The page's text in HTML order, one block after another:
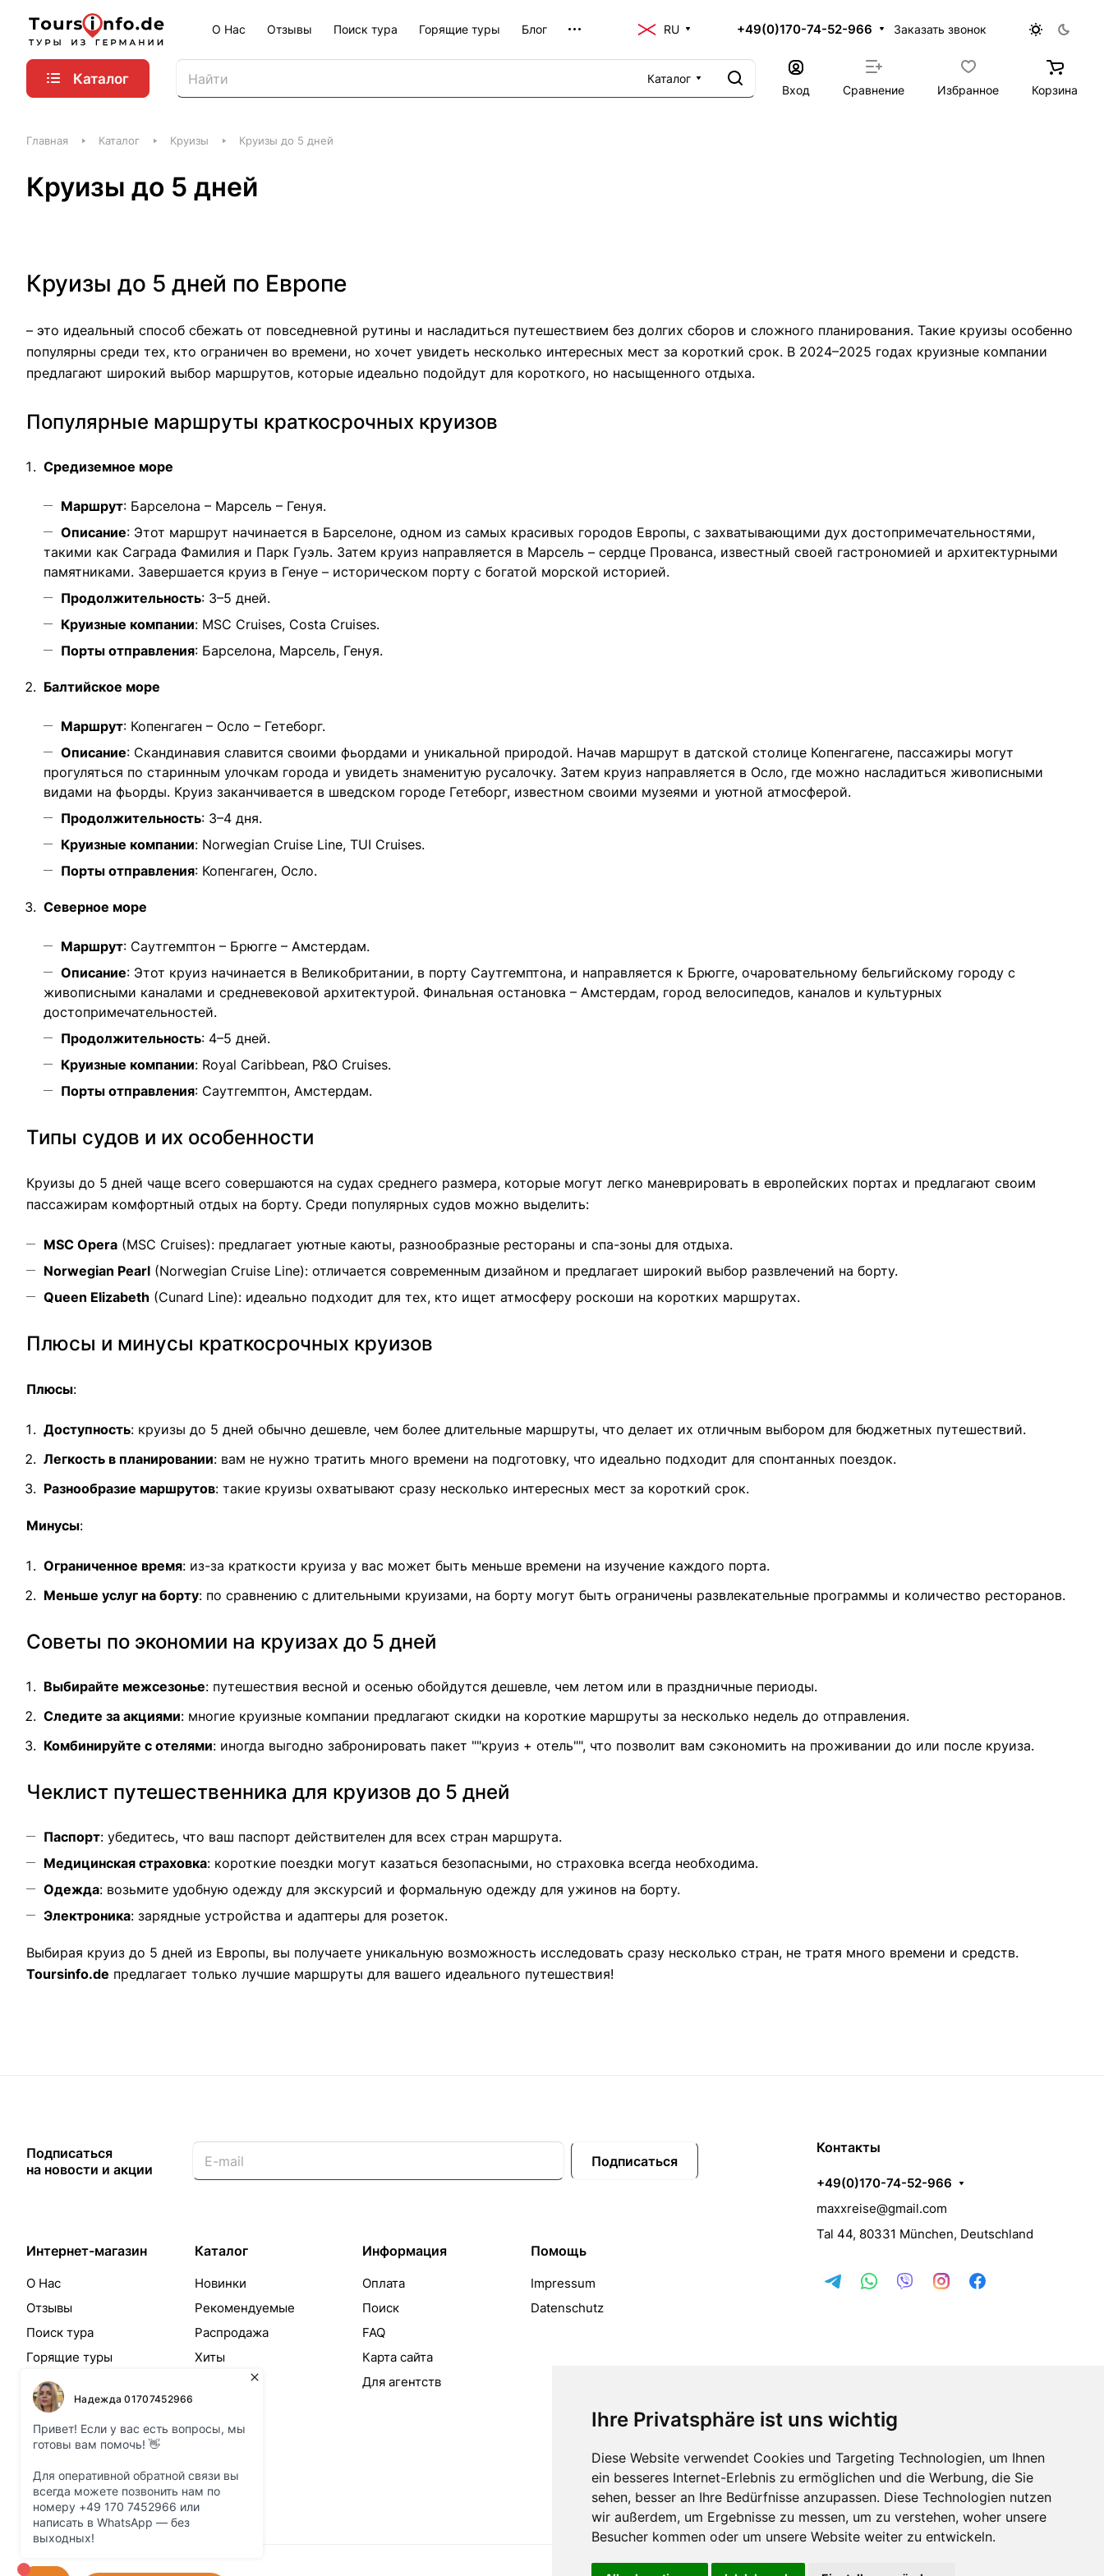
Ihre Privatsphäre ist uns wichtig
Diese Website verwendet Cookies und Targeting Technologien, um Ihnen
ein besseres Internet-Erlebnis zu ermöglichen und die Werbung, die Sie
sehen, besser an Ihre Bedürfnisse anzupassen. Diese Technologien nutzen
wir außerdem, um Ergebnisse zu messen, um zu verstehen, woher unsere
Besucher kommen oder um unsere Website weiter zu entwickeln.
О Нас Отзывы Поиск тура Горящие туры Блог RU +49(0)170-74-52-966 Заказать звонок
Каталог
Каталог
Вход
Сравнение Избранное Корзина
Главная Каталог Круизы Круизы до 5 дней
Круизы до 5 дней
Круизы до 5 дней по Европе
– это идеальный способ сбежать от повседневной рутины и насладиться путешествием без долгих сборов и сложного планирования. Такие круизы особенно
популярны среди тех, кто ограничен во времени, но хочет увидеть несколько интересных мест за короткий срок. В 2024–2025 годах круизные компании
предлагают широкий выбор маршрутов, которые идеально подойдут для короткого, но насыщенного отдыха.
Популярные маршруты краткосрочных круизов
Средиземное море
Маршрут: Барселона – Марсель – Генуя.
Описание: Этот маршрут начинается в Барселоне, одном из самых красивых городов Европы, с захватывающими дух достопримечательностями,
такими как Саграда Фамилия и Парк Гуэль. Затем круиз направляется в Марсель – сердце Прованса, известный своей гастрономией и архитектурными
памятниками. Завершается круиз в Генуе – историческом порту с богатой морской историей.
Продолжительность: 3–5 дней.
Круизные компании: MSC Cruises, Costa Cruises.
Порты отправления: Барселона, Марсель, Генуя.
Балтийское море
Маршрут: Копенгаген – Осло – Гетеборг.
Описание: Скандинавия славится своими фьордами и уникальной природой. Начав маршрут в датской столице Копенгагене, пассажиры могут
прогуляться по старинным улочкам города и увидеть знаменитую русалочку. Затем круиз направляется в Осло, где можно насладиться живописными
видами на фьорды. Круиз заканчивается в шведском городе Гетеборг, известном своими музеями и уютной атмосферой.
Продолжительность: 3–4 дня.
Круизные компании: Norwegian Cruise Line, TUI Cruises.
Порты отправления: Копенгаген, Осло.
Северное море
Маршрут: Саутгемптон – Брюгге – Амстердам.
Описание: Этот круиз начинается в Великобритании, в порту Саутгемптона, и направляется к Брюгге, очаровательному бельгийскому городу с
живописными каналами и средневековой архитектурой. Финальная остановка – Амстердам, город велосипедов, каналов и культурных
достопримечательностей.
Продолжительность: 4–5 дней.
Круизные компании: Royal Caribbean, P&O Cruises.
Порты отправления: Саутгемптон, Амстердам.
Типы судов и их особенности
Круизы до 5 дней чаще всего совершаются на судах среднего размера, которые могут легко маневрировать в европейских портах и предлагают своим
пассажирам комфортный отдых на борту. Среди популярных судов можно выделить:
MSC Opera (MSC Cruises): предлагает уютные каюты, разнообразные рестораны и спа-зоны для отдыха.
Norwegian Pearl (Norwegian Cruise Line): отличается современным дизайном и предлагает широкий выбор развлечений на борту.
Queen Elizabeth (Cunard Line): идеально подходит для тех, кто ищет атмосферу роскоши на коротких маршрутах.
Плюсы и минусы краткосрочных круизов
Плюсы:
Доступность: круизы до 5 дней обычно дешевле, чем более длительные маршруты, что делает их отличным выбором для бюджетных путешествий.
Легкость в планировании: вам не нужно тратить много времени на подготовку, что идеально подходит для спонтанных поездок.
Разнообразие маршрутов: такие круизы охватывают сразу несколько интересных мест за короткий срок.
Минусы:
Ограниченное время: из-за краткости круиза у вас может быть меньше времени на изучение каждого порта.
Меньше услуг на борту: по сравнению с длительными круизами, на борту могут быть ограничены развлекательные программы и количество ресторанов.
Советы по экономии на круизах до 5 дней
Выбирайте межсезонье: путешествия весной и осенью обойдутся дешевле, чем летом или в праздничные периоды.
Следите за акциями: многие круизные компании предлагают скидки на короткие маршруты за несколько недель до отправления.
Комбинируйте с отелями: иногда выгодно забронировать пакет ""круиз + отель"", что позволит вам сэкономить на проживании до или после круиза.
Чеклист путешественника для круизов до 5 дней
Паспорт: убедитесь, что ваш паспорт действителен для всех стран маршрута.
Медицинская страховка: короткие поездки могут казаться безопасными, но страховка всегда необходима.
Одежда: возьмите удобную одежду для экскурсий и формальную одежду для ужинов на борту.
Электроника: зарядные устройства и адаптеры для розеток.
Выбирая круиз до 5 дней из Европы, вы получаете уникальную возможность исследовать сразу несколько стран, не тратя много времени и средств.
Toursinfo.de предлагает только лучшие маршруты для вашего идеального путешествия!
Подписаться
на новости и акции
Подписаться
Интернет-магазин
О Нас
Отзывы
Поиск тура
Горящие туры
Блог
Контакты
Форма запроса на тур
ToursInfo.de — быстрый
контакт
Каталог
Новинки
Рекомендуемые
Распродажа
Хиты
Информация
Оплата
Поиск
FAQ
Карта сайта
Для агентств
Помощь
Impressum
Datenschutz
Контакты
+49(0)170-74-52-966
maxxreise@gmail.com
Tal 44, 80331 München, Deutschland